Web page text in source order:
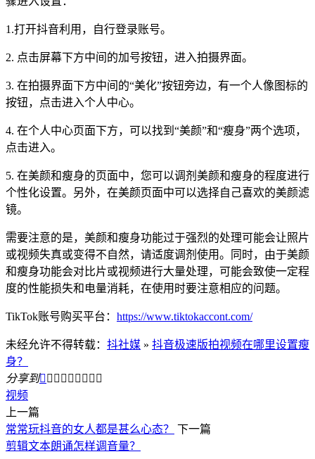
1.打开抖音利用，自行登录账号。
2. 点击屏幕下方中间的加号按钮，进入拍摄界面。
3. 在拍摄界面下方中间的“美化”按钮旁边，有一个人像图标的
按钮，点击进入个人中心。
4. 在个人中心页面下方，可以找到“美颜”和“瘦身”两个选项，
点击进入。
5. 在美颜和瘦身的页面中，您可以调剂美颜和瘦身的程度进行
个性化设置。另外，在美颜页面中可以选择自己喜欢的美颜滤
镜。
需要注意的是，美颜和瘦身功能过于强烈的处理可能会让照片
或视频失真或变得不自然，请适度调剂使用。同时，由于美颜
和瘦身功能会对比片或视频进行大量处理，可能会致使一定程
度的性能损失和电量消耗，在使用时要注意相应的问题。
TikTok账号购买平台： https://www.tiktokaccont.com/
未经允许不得转载： 抖社媒 » 抖音极速版拍视频在哪里设置瘦
身？
分享到        
视频
上一篇
常常玩抖音的女人都是甚么心态？
下一篇
剪辑文本朗诵怎样调音量？